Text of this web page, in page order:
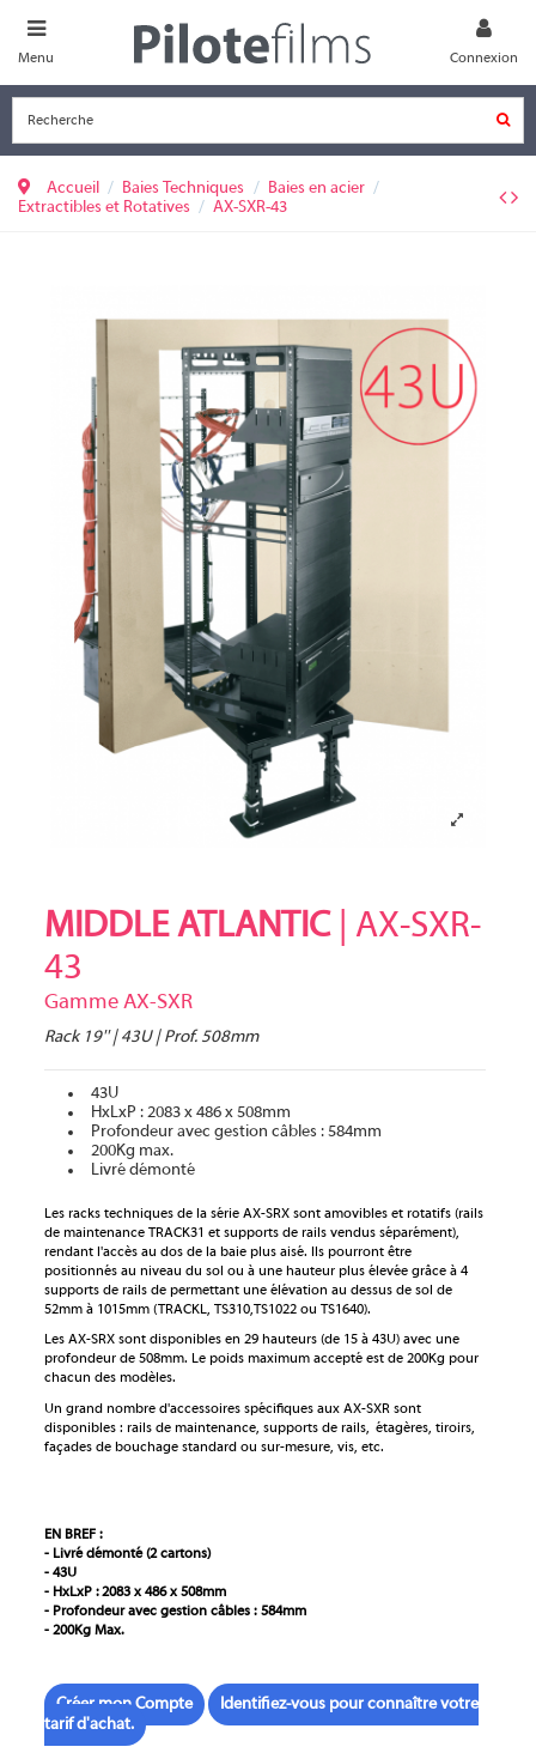
Menu Connexion
Accueil Baies Techniques
Baies en acier
Extractibles et Rotatives
AX-SXR-43
MIDDLE ATLANTIC| AX-SXR-
43
Gamme AX-SXR
Rack 19'' | 43U | Prof. 508mm
43U
HxLxP : 2083 x 486 x 508mm
Profondeur avec gestion câbles : 584mm
200Kg max.
Livré démonté
Les racks techniques de la série AX-SRX sont amovibles et rotatifs (rails
de maintenance TRACK31 et supports de rails vendus séparément),
rendant l'accès au dos de la baie plus aisé. Ils pourront être
positionnés au niveau du sol ou à une hauteur plus élevée grâce à 4
supports de rails de permettant une élévation au dessus de sol de
52mm à 1015mm (TRACKL, TS310,TS1022 ou TS1640).
Les AX-SRX sont disponibles en 29 hauteurs (de 15 à 43U) avec une
profondeur de 508mm. Le poids maximum accepté est de 200Kg pour
chacun des modèles.
Un grand nombre d'accessoires spécifiques aux AX-SXR sont
disponibles : rails de maintenance, supports de rails, étagères, tiroirs,
façades de bouchage standard ou sur-mesure, vis, etc.
EN BREF :
- Livré démonté (2 cartons)
- 43U
- HxLxP : 2083 x 486 x 508mm
- Profondeur avec gestion câbles : 584mm
- 200Kg Max.
Créer mon Compte
Identifiez-vous pour connaître votre
tarif d'achat.